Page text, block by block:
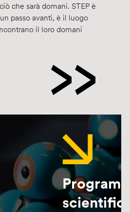
che sarà domani. STEP è
passo avanti, è il luogo
il loro domani